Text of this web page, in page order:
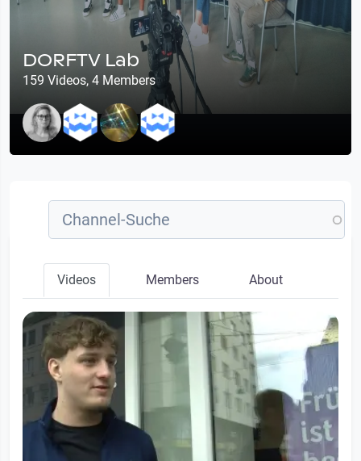
DORFTV Lab
159 Videos, 4 Members
Videos Members About